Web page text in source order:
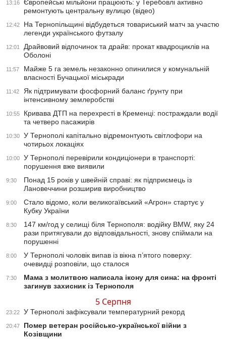
13:16
Європейські мільйони працюють: у Теребовлі активно
ремонтують центральну вулицю (відео)
12:42
На Тернопільщині відбудеться товариський матч за участю
легенди українського футзалу
12:01
Драйвовий відпочинок та драйв: прокат квадроциклів на
Оболоні
11:57
Майже 5 га земель незаконно опинилися у комунальній
власності Бучацької міськради
11:42
Як підтримувати фосфорний баланс ґрунту при
інтенсивному землеробстві
10:55
Кривава ДТП на перехресті в Кременці: постраждали водії
та четверо пасажирів
10:30
У Тернополі капітально відремонтують світлофори на
чотирьох локаціях
10:00
У Тернополі перевірили кондиціонери в транспорті:
порушення вже виявили
9:30
Понад 15 років у швейній справі: як підприємець із
Лановеччини розширив виробництво
9:00
Стало відомо, коли великогаївський «Агрон» стартує у
Кубку України
8:30
147 км/год у селищі біля Тернополя: водійку BMW, яку 24
рази притягували до відповідальності, знову спіймали на
порушенні
8:00
У Тернополі чоловік випав із вікна п’ятого поверху:
очевидці розповіли, що сталося
7:30
Мама з молитвою написала ікону для сина: на фронті
загинув захисник із Тернополя
5 Серпня
23:22 У Тернополі зафіксували температурний рекорд
20:47
Помер ветеран російсько-української війни з
Козівщини